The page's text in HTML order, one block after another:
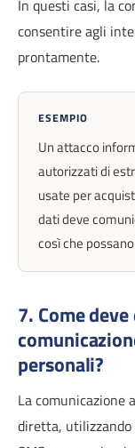
In questi casi, la
consentire agli
prontamente.
ESEMPIO
Un attacco
autorizzati di
usate per
dati deve
così che
7. Come
personali?
La comunicazione
diretta, utilizzando